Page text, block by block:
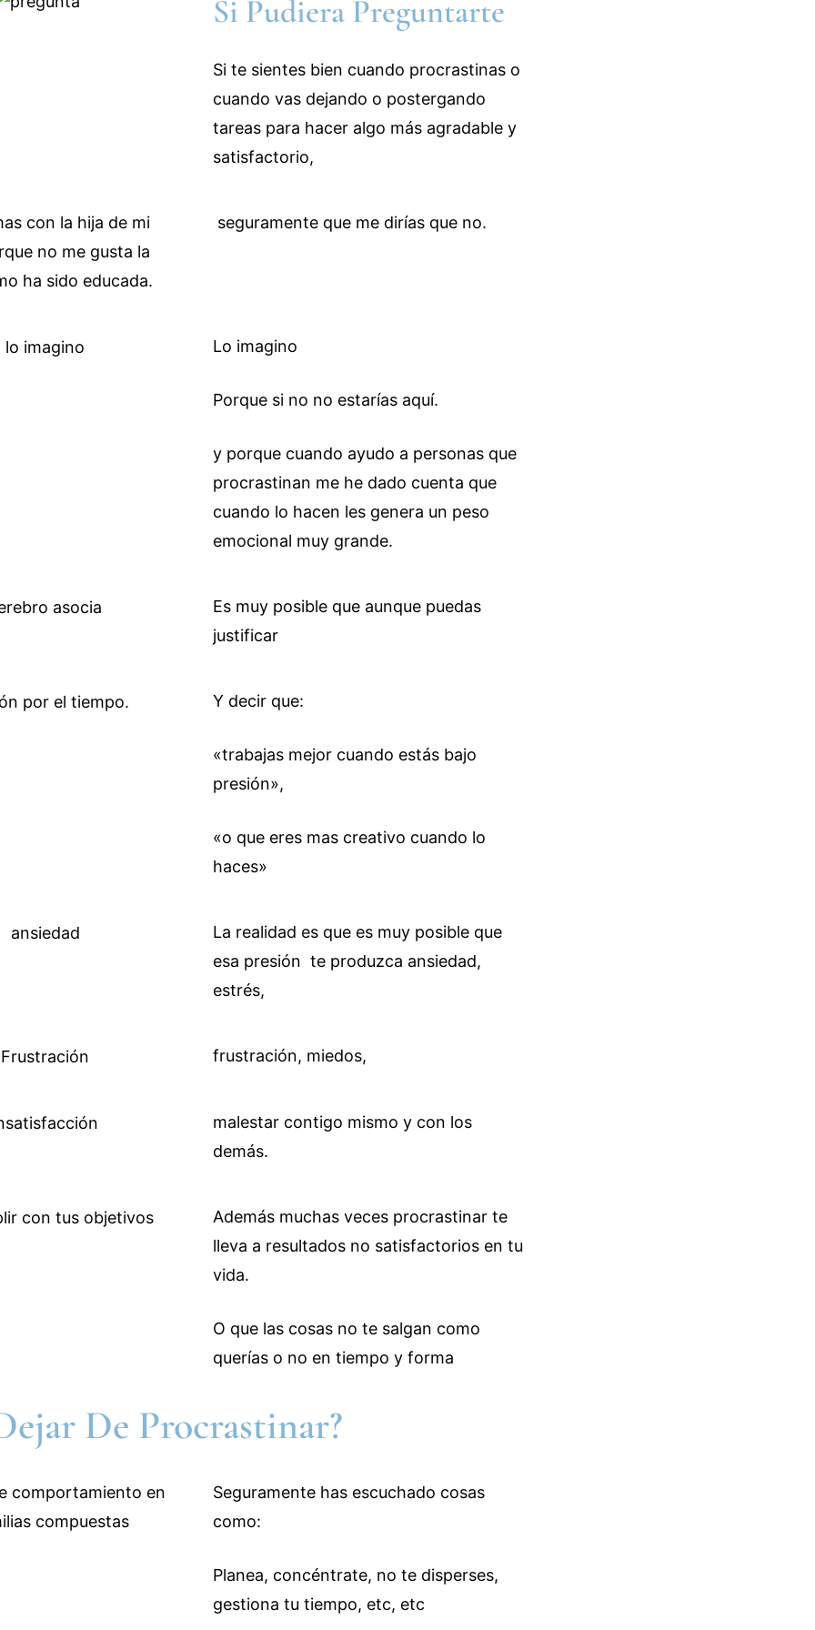
Si Pudiera Preguntarte
Si te sientes bien cuando procrastinas o
cuando vas dejando o postergando
tareas para hacer algo más agradable y
satisfactorio,
seguramente que me dirías que no.
Lo imagino
Porque si no no estarías aquí.
y porque cuando ayudo a personas que
procrastinan me he dado cuenta que
cuando lo hacen les genera un peso
emocional muy grande.
Es muy posible que aunque puedas
justificar
Y decir que:
«trabajas mejor cuando estás bajo
presión»,
«o que eres mas creativo cuando lo
haces»
La realidad es que es muy posible que
esa presión te produzca ansiedad,
estrés,
frustración, miedos,
malestar contigo mismo y con los
demás.
Además muchas veces procrastinar te
lleva a resultados no satisfactorios en tu
vida.
O que las cosas no te salgan como
querías o no en tiempo y forma
De Procrastinar?
Seguramente has escuchado cosas
como:
Planea, concéntrate, no te disperses,
gestiona tu tiempo, etc, etc